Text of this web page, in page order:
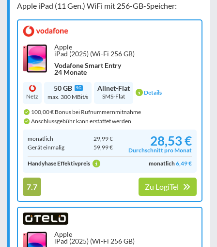
Apple iPad (11 Gen.) WiFi mit 256-GB-Speicher:
Apple
iPad (2025) (Wi-Fi 256 GB)
Vodafone Smart Entry
24 Monate
Netz
50 GB 5G
max. 300 MBit/s
Allnet-Flat
SMS-Flat Details
100,00 € Bonus bei Rufnummernmitnahme
Anschlussgebühr kann erstattet werden
monatlich
29,99 €
Gerät einmalig
59,99 € 28,53 €
Durchschnitt pro Monat
Handyhase Effektivpreis
monatlich6,49 €
7.7 Zu LogiTel
Apple
iPad (2025) (Wi-Fi 256 GB)